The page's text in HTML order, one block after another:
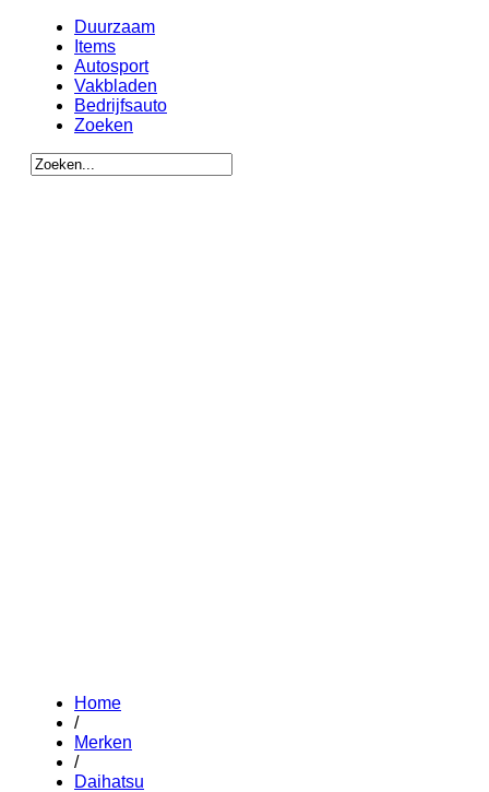
Duurzaam
Items
Autosport
Vakbladen
Bedrijfsauto
Zoeken
Home
/
Merken
/
Daihatsu